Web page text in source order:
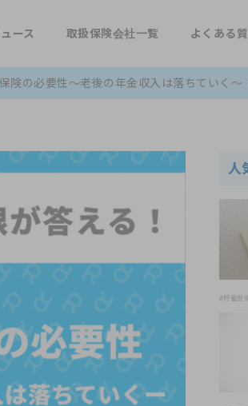
ース 取扱保険会社一覧 よくある
険の必要性～老後の年金収入は落ちていく～
人
#貯蓄型